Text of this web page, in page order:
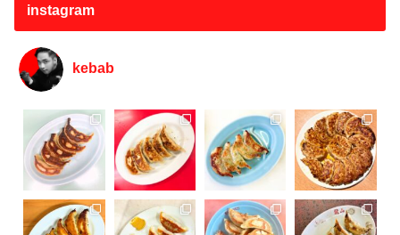
instagram
kebab